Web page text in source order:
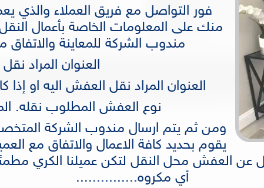
منك على المعلومات الخاصة بأعمال
مندوب الشركة للمعاينة
العنوان المراد
العنوان المراد نقل العفش اليه او إذا
نوع العفش المطلوب نقله.
ومن ثم يتم ارسال مندوب الشركة
يقوم بحديد كافة الاعمال والاتفاق مع
عن العفش محل النقل لتكن عميلنا الكري
أي مكروه...............